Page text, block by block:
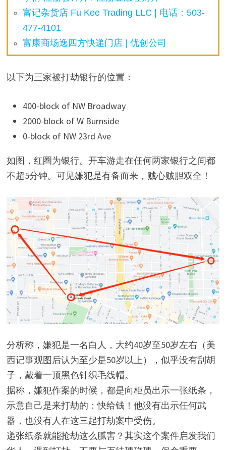
富记杂货店 Fu Kee Trading LLC | 电话：503-
477-4101
富康商场逸四方快递门店 | 优创公司
以下为三家被打劫银行的位置：
400-block of NW Broadway
2000-block of W Burnside
0-block of NW 23rd Ave
如图，红圈为银行。开车游走在任何两家银行之间都
不超5分钟。可见嫌犯是有备而来，贼心贼胆双全！
分析称，嫌犯是一名白人，大约40岁至50岁左右（美
西记事观图后认为至少是50岁以上），似乎没有刮胡
子，戴着一顶黑色针织毛线帽。
据称，嫌犯作案的时候，都是向柜员出示一张纸条，
示意自己是来打劫的：快给钱！他没有出示任何武
器，也没有人在这三起打劫案中受伤。
递张纸条就能抢劫这么腻害？​其实这个案件启发我们